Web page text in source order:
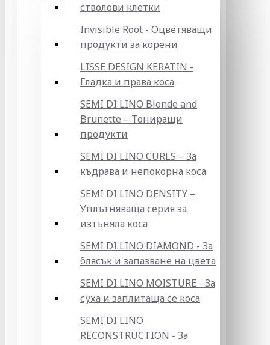
стволови клетки
Invisible Root - Оцветяващи
продукти за корени
LISSE DESIGN KERATIN -
Гладка и права коса
SEMI DI LINO Blonde and
Brunette – Тониращи
продукти
SEMI DI LINO CURLS – За
къдрава и непокорна коса
SEMI DI LINO DENSITY –
Уплътняваща серия за
изтъняла коса
SEMI DI LINO DIAMOND - За
блясък и запазване на цвета
SEMI DI LINO MOISTURE - За
суха и заплитаща се коса
SEMI DI LINO
RECONSTRUCTION - За